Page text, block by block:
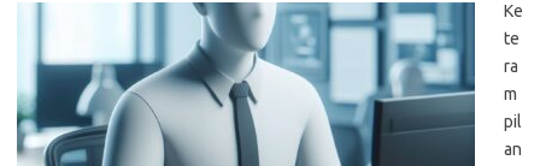
Ke
te
ra
m
pil
an